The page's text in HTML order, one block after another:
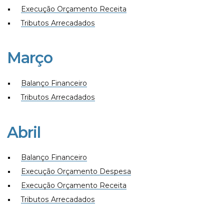
Execução Orçamento Receita
Tributos Arrecadados
Março
Balanço Financeiro
Tributos Arrecadados
Abril
Balanço Financeiro
Execução Orçamento Despesa
Execução Orçamento Receita
Tributos Arrecadados